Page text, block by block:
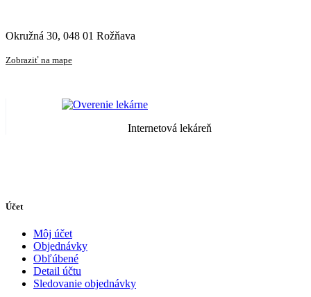
Okružná 30, 048 01 Rožňava
Zobraziť na mape
Internetová lekáreň
Účet
Môj účet
Objednávky
Obľúbené
Detail účtu
Sledovanie objednávky